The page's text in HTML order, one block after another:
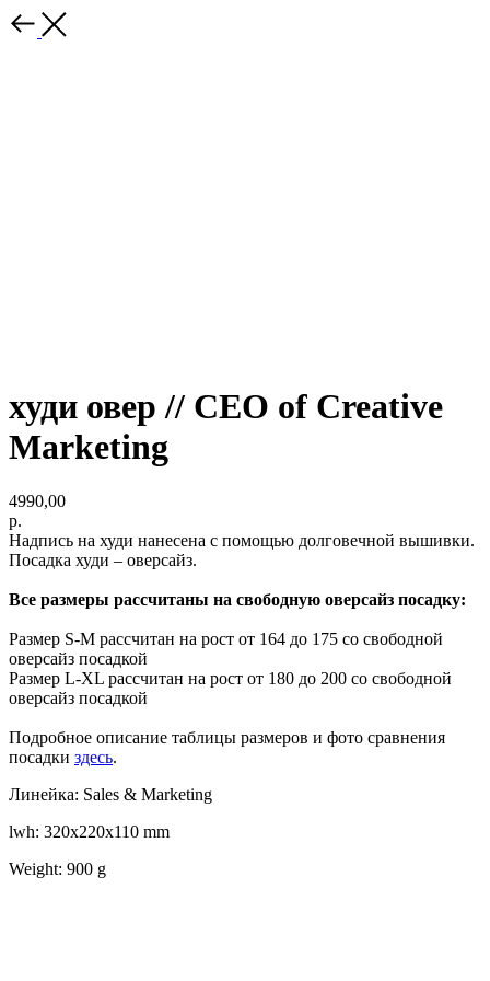
худи овер // CEO of Creative
Marketing
4990,00
р.
Надпись на худи нанесена с помощью долговечной вышивки.
Посадка худи – оверсайз.
Все размеры рассчитаны на свободную оверсайз посадку:
Размер S-M рассчитан на рост от 164 до 175 со свободной
оверсайз посадкой
Размер L-XL рассчитан на рост от 180 до 200 со свободной
оверсайз посадкой
Подробное описание таблицы размеров и фото сравнения
посадки здесь.
Линейка: Sales & Marketing
lwh: 320x220x110 mm
Weight: 900 g